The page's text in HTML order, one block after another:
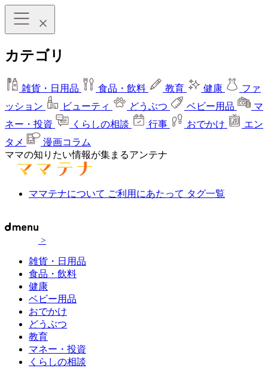
カテゴリ
雑貨・日用品 食品・飲料 教育 健康
ファ
ッション
ビューティ どうぶつ ベビー用品
マ
ネー・投資
くらしの相談 行事 おでかけ
エン
タメ
漫画コラム
ママの知りたい情報が集まるアンテナ
ママテナについて ご利用にあたって タグ一覧
>
雑貨・日用品
食品・飲料
健康
ベビー用品
おでかけ
どうぶつ
教育
マネー・投資
くらしの相談